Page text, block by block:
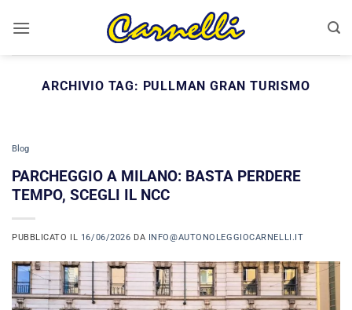
ARCHIVIO TAG: PULLMAN GRAN TURISMO
Blog
PARCHEGGIO A MILANO: BASTA PERDERE
TEMPO, SCEGLI IL NCC
PUBBLICATO IL 16/06/2026 DA INFO@AUTONOLEGGIOCARNELLI.IT